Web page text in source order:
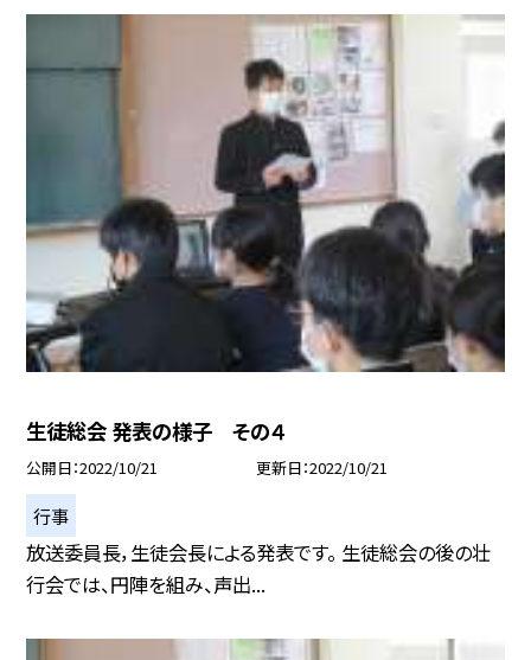
生徒総会 発表の様子 その４
公開日 2022/10/21 更新日 2022/10/21
行事
放送委員長，生徒会長による発表です。 生徒総会の後の壮
行会では、円陣を組み、声出...